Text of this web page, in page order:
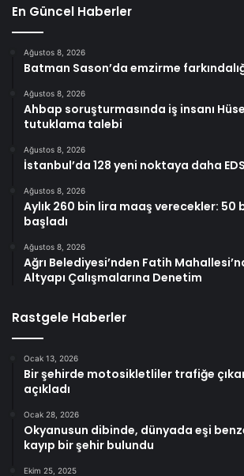
En Güncel Haberler
Ağustos 8, 2026
Batman Sason’da emzirme
Ağustos 8, 2026
Ahbap soruşturmasında iş insanı
tutuklama talebi
Ağustos 8, 2026
İstanbul’da 128 yeni noktaya daha
Ağustos 8, 2026
Aylık 260 bin lira maaş verecekler: 50
başladı
Ağustos 8, 2026
Ağrı Belediyesi’nden Fatih
Altyapı Çalışmalarına Denetim
Rastgele Haberler
Ocak 13, 2026
Bir şehirde motosikletliler trafiğe
açıkladı
Ocak 28, 2026
Okyanusun dibinde, dünyada eşi
kayıp bir şehir bulundu
Ekim 25, 2025